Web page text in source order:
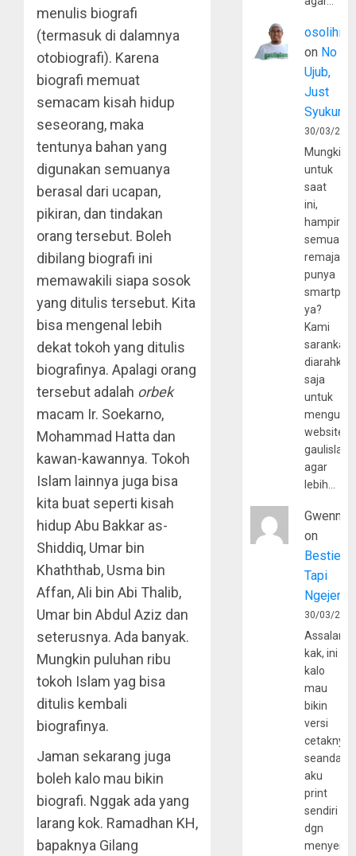
menulis biografi
(termasuk di dalamnya
otobiografi). Karena
biografi memuat
semacam kisah hidup
seseorang, maka
tentunya bahan yang
digunakan semuanya
berasal dari ucapan,
pikiran, dan tindakan
orang tersebut. Boleh
dibilang biografi ini
memawakili siapa sosok
yang ditulis tersebut. Kita
bisa mengenal lebih
dekat tokoh yang ditulis
biografinya. Apalagi orang
tersebut adalah orbek
macam Ir. Soekarno,
Mohammad Hatta dan
kawan-kawannya. Tokoh
Islam lainnya juga bisa
kita buat seperti kisah
hidup Abu Bakkar as-
Shiddiq, Umar bin
Khaththab, Usma bin
Affan, Ali bin Abi Thalib,
Umar bin Abdul Aziz dan
seterusnya. Ada banyak.
Mungkin puluhan ribu
tokoh Islam yag bisa
ditulis kembali
biografinya.
Jaman sekarang juga
boleh kalo mau bikin
biografi. Nggak ada yang
larang kok. Ramadhan KH,
bapaknya Gilang
osolihin
on No
Ujub,
Just
Syukur
30/03/
Mungkin
untuk
saat
ini,
hampir
semua
remaja
punya
ya?
Kami
sarankan,
diarahkan
saja
untuk
website
agar
lebih…
Gwenny
on
Bestie
Tapi
30/03/
kak, ini
kalo
mau
bikin
versi
cetaknya
aku
print
sendiri
dgn